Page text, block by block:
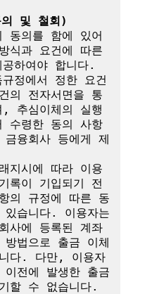
및 철회)
동의를 함에 있어
식과 요건에 따른
하여야 합니다.
정에서 정한 요건
의 전자서면을 통
, 추심이체의 실행
수령한 동의 사항
융회사 등에게 제
지시에 따라 이용
록이 기입되기 전
의 규정에 따른 동
습니다. 이용자는
사에 등록된 계좌
법으로 출금 이체
다. 다만, 이용자
전에 발생한 출금
할 수 없습니다.